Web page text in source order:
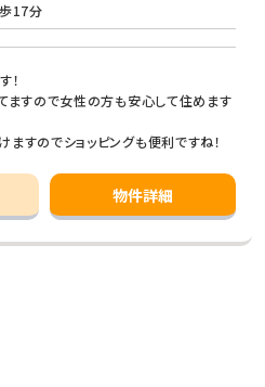
17分
！
ますので女性の方も安心して住めます
すのでショッピングも便利ですね！
物件詳細